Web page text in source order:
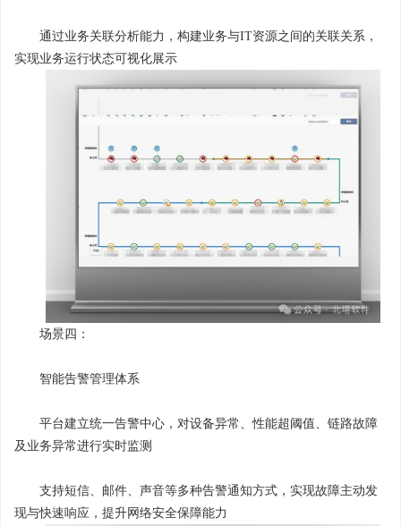
通过业务关联分析能力，构建业务与IT资源之间的关联关系，
实现业务运行状态可视化展示
场景四：
智能告警管理体系
平台建立统一告警中心，对设备异常、性能超阈值、链路故障
及业务异常进行实时监测
支持短信、邮件、声音等多种告警通知方式，实现故障主动发
现与快速响应，提升网络安全保障能力